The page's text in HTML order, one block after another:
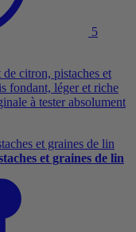
5
citron, pistaches et
fondant, léger et riche
à tester absolument
et graines de lin